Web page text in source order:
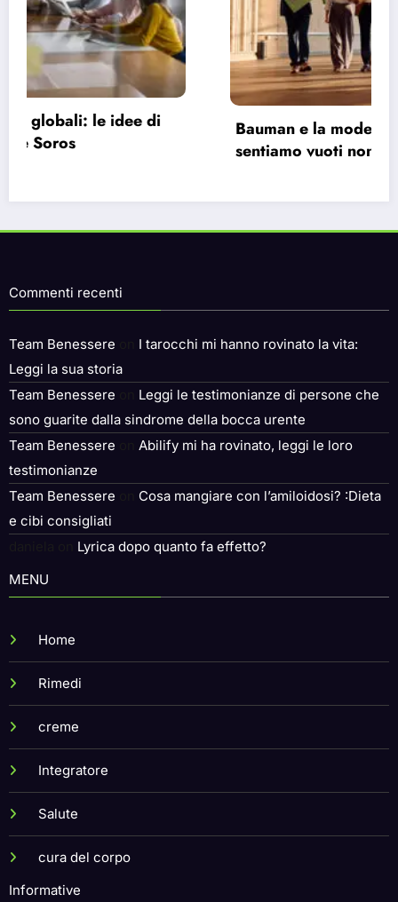
Bauman e la modernità liquida: perché ci
sentiamo vuoti nonostante le infinite
Commenti recenti
Team Benessere
I tarocchi mi hanno rovinato la vita:
Leggi la sua storia
Team Benessere
Leggi le testimonianze di persone che
sono guarite dalla sindrome della bocca urente
Team Benessere
Abilify mi ha rovinato, leggi le loro
testimonianze
Team Benessere
Cosa mangiare con l’amiloidosi? :Dieta
e cibi consigliati
Lyrica dopo quanto fa effetto?
MENU
Home
Rimedi
creme
Integratore
Salute
cura del corpo
Informative